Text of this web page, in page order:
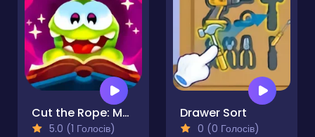
Cut the Rope: Magic
5.0 (1 Голосів)
Drawer Sort
0 (0 Голосів)